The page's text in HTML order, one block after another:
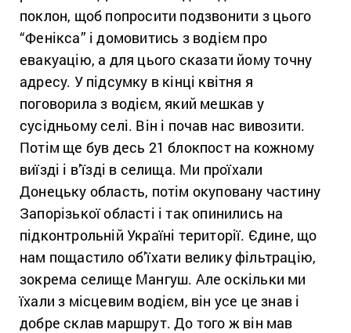
поклон, щоб попросити подзвонити з цього
“Фенікса” і домовитись з водієм про
евакуацію, а для цього сказати йому точну
адресу. У підсумку в кінці квітня я
поговорила з водієм, який мешкав у
сусідньому селі. Він і почав нас вивозити.
Потім ще був десь 21 блокпост на кожному
виїзді і в’їзді в селища. Ми проїхали
Донецьку область, потім окуповану частину
Запорізької області і так опинились на
підконтрольній Україні території. Єдине, що
нам пощастило об’їхати велику фільтрацію,
зокрема селище Мангуш. Але оскільки ми
їхали з місцевим водієм, він усе це знав і
добре склав маршрут. До того ж він мав